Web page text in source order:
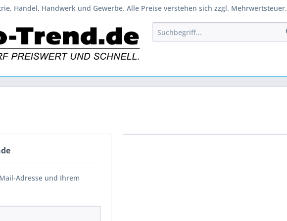
Handel, Handwerk und Gewerbe. Alle Preise verstehen sich zzgl. Mehrwertsteuer.
Adresse und Ihrem